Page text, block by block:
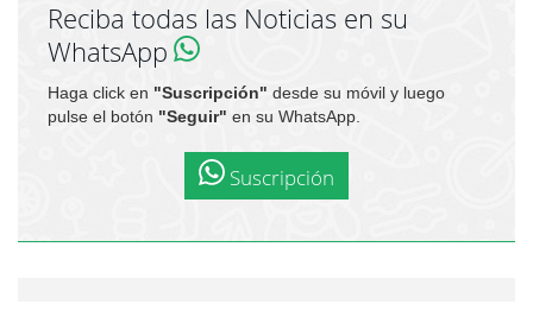
Reciba todas las Noticias en su
WhatsApp
Haga click en "Suscripción" desde su móvil y luego
pulse el botón "Seguir" en su WhatsApp.
Suscripción